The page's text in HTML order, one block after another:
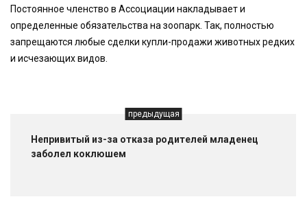
Постоянное членство в Ассоциации накладывает и
определенные обязательства на зоопарк. Так, полностью
запрещаются любые сделки купли-продажи животных редких
и исчезающих видов.
предыдущая
Непривитый из-за отказа родителей младенец
заболел коклюшем